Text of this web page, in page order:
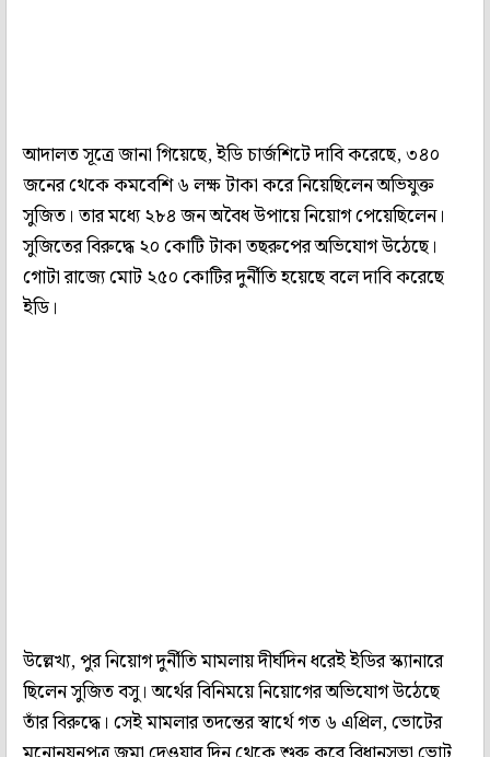
আদালত সূত্রে জানা গিয়েছে, ইডি চার্জশিটে দাবি করেছে, ৩৪০
জনের থেকে কমবেশি ৬ লক্ষ টাকা করে নিয়েছিলেন অভিযুক্ত
সুজিত। তার মধ্যে ২৮৪ জন অবৈধ উপায়ে নিয়োগ পেয়েছিলেন।
সুজিতের বিরুদ্ধে ২০ কোটি টাকা তছরুপের অভিযোগ উঠেছে।
গোটা রাজ‍্যে মোট ২৫০ কোটির দুর্নীতি হয়েছে বলে দাবি করেছে
ইডি।
উল্লেখ্য, পুর নিয়োগ দুর্নীতি মামলায় দীর্ঘদিন ধরেই ইডির স্ক্যানারে
ছিলেন সুজিত বসু। অর্থের বিনিময়ে নিয়োগের অভিযোগ উঠেছে
তাঁর বিরুদ্ধে। সেই মামলার তদন্তের স্বার্থে গত ৬ এপ্রিল, ভোটের